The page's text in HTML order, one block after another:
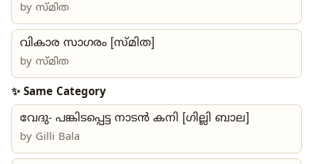
by സ്മിത
വികാര സാഗരം [സ്മിത]
by സ്മിത
✨ Same Category
വേദു- പങ്കിടപ്പെട്ട നാടൻ കനി [ഗില്ലി ബാല]
by Gilli Bala